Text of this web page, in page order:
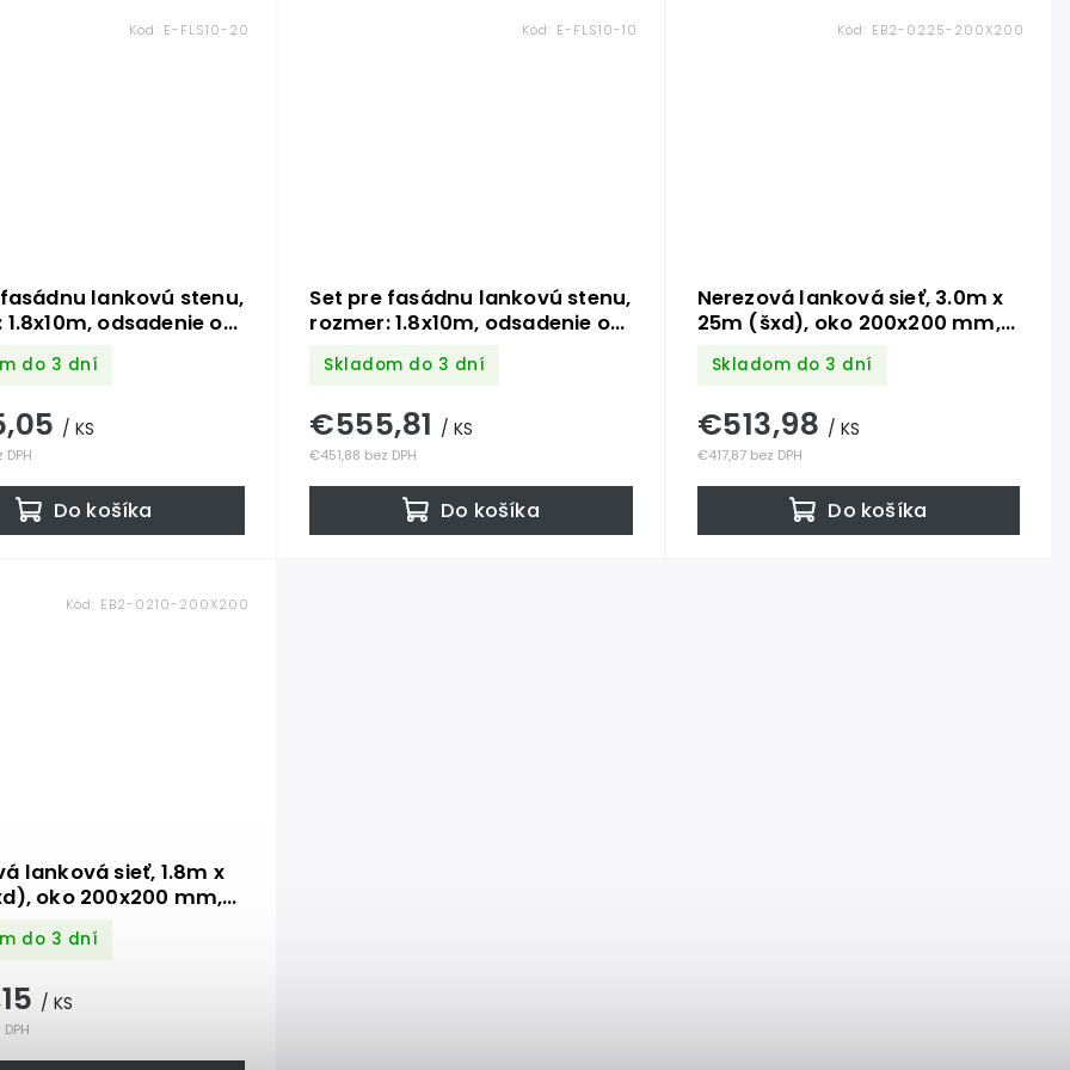
lankovú stenu,
odsadenie od
AISI 304 a 316.
do 3 dní
/ KS
Do košíka
Kód: E-FLS10-20
Set pre fasádnu lankovú stenu,
rozmer: 1.8x10m, odsadenie od
kombinácia AISI 304 a 316.
komponentov
Skladom do 3 dní
€451,88 bez DPH
€555,81 / KS
Do košíka
Kód: E-FLS10-10
Nerezová lanková sieť, 3.0m x
25m (šxd), oko 200x200 mm,
Skladom do 3 dní
€417,87 bez DPH
€513,98 / KS
Do košíka
Kód: EB2-0225-200X200
lanková sieť, 1.8m x
oko 200x200 mm,
do 3 dní
/ KS
Kód: EB2-0210-200X200